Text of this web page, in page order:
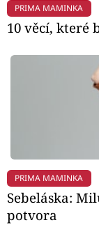
PRIMA MAMINKA
10 věcí, které
PRIMA MAMINKA
Sebeláska:
potvora